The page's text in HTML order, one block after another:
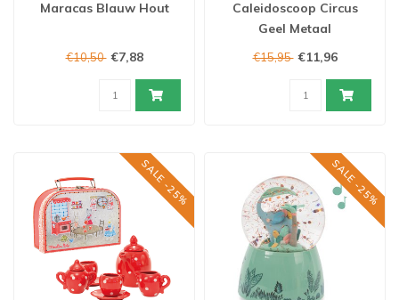
Maracas Blauw Hout
€10,50 €7,88
Caleidoscoop Circus
Geel Metaal
€15,95 €11,96
SALE -25% SALE -25%